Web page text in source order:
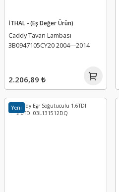
İTHAL - (Eş Değer Ürün)
Caddy Tavan Lambası
3B0947105CY20 2004---2014
2.206,89 ₺
Yeni